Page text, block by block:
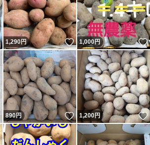
いいね！
1,290円 いいね！
1,000円
いいね！
890円 いいね！
1,200円